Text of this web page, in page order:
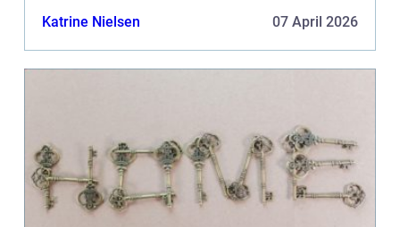
Katrine Nielsen 07 April 2026